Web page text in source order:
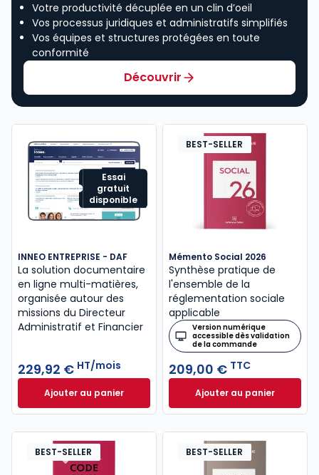
Votre productivité décuplée en un clin d’oeil
Vos processus juridiques et administratifs simplifiés
Vos équipes et structures protégées en toute
conformité
Découvrir
Essai
gratuit
disponible
INNEO ENTREPRISE - DAF
La solution documentaire
en ligne multi-matières,
organisée autour des
missions du Directeur
Administratif et Financier
229,92 € HT/mois
Ajouter au panierINNEO ENTREPRISE - DAF à 229,92 € HT/mois
BEST-SELLER
Mémento Social 2026
Synthèse pratique de
l'ensemble de la
réglementation sociale
applicable
Version numérique
accessible dès validation
de la commande
209,00 € TTC
Ajouter au panier
Mémento Social
BEST-SELLER BEST-SELLER